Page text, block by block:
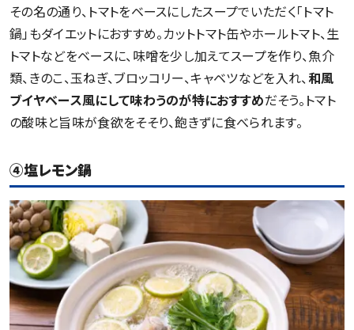
その名の通り、トマトをベースにしたスープでいただく「トマト
鍋」もダイエットにおすすめ。カットトマト缶やホールトマト、生
トマトなどをベースに、味噌を少し加えてスープを作り、魚介
類、きのこ、玉ねぎ、ブロッコリー、キャベツなどを入れ、和風
ブイヤベース風にして味わうのが特におすすめだそう。トマト
の酸味と旨味が食欲をそそり、飽きずに食べられます。
④塩レモン鍋